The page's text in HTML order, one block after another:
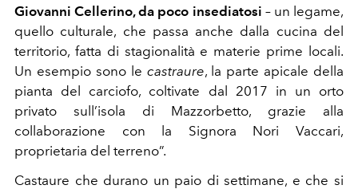
Giovanni Cellerino, da poco insediatosi – un legame,
quello culturale, che passa anche dalla cucina del
territorio, fatta di stagionalità e materie prime locali.
Un esempio sono le castraure, la parte apicale della
pianta del carciofo, coltivate dal 2017 in un orto
privato sull’isola di Mazzorbetto, grazie alla
collaborazione con la Signora Nori Vaccari,
proprietaria del terreno”.
Castaure che durano un paio di settimane, e che si